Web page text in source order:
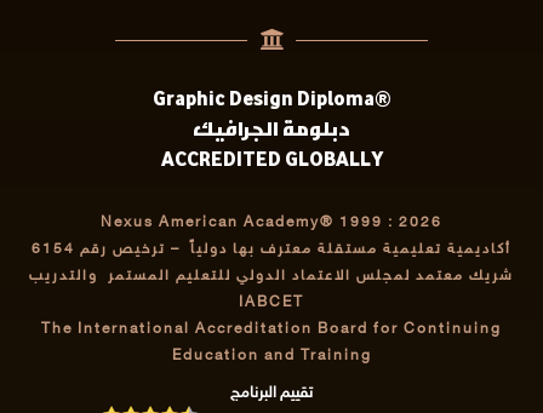
Graphic Design Diploma®
دبلومة الجرافيك
ACCREDITED GLOBALLY
Nexus American Academy® 1999 : 2026
أكاديمية تعليمية مستقلة معترف بها دولياً
– ترخيص رقم 6154
شريك معتمد لمجلس الاعتماد الدولي للتعليم المستمر والتدريب
IABCET
The International Accreditation Board for Continuing
Education and Training
تقييم البرنامج